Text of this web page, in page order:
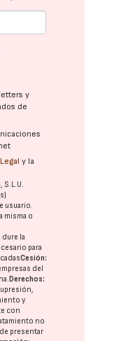
y
de
y la
S.L.U.
usuario.
misma o
la
para
Cesión:
del
Derechos:
y
con
no
presentar